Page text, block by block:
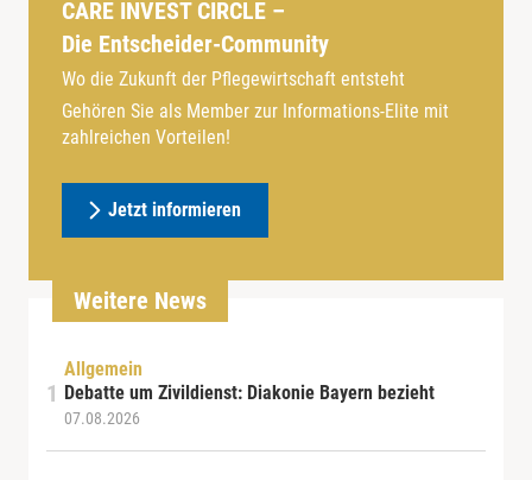
CARE INVEST CIRCLE –
Die Entscheider-Community
Wo die Zukunft der Pflegewirtschaft entsteht
Gehören Sie als Member zur Informations-Elite mit
zahlreichen Vorteilen!
Jetzt informieren
Weitere News
Allgemein
Debatte um Zivildienst: Diakonie Bayern bezieht
07.08.2026